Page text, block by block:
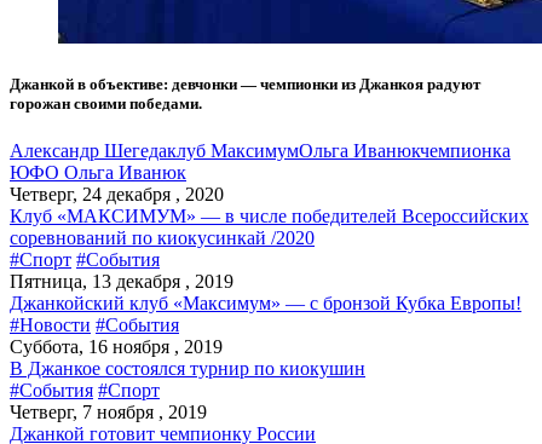
Джанкой в объективе: девчонки — чемпионки из Джанкоя радуют
горожан своими победами.
Александр Шегедаклуб МаксимумОльга Иванюкчемпионка
ЮФО Ольга Иванюк
Четверг, 24 декабря , 2020
Клуб «МАКСИМУМ» — в числе победителей Всероссийских
соревнований по киокусинкай /2020
#Спорт #События
Пятница, 13 декабря , 2019
Джанкойский клуб «Максимум» — с бронзой Кубка Европы!
#Новости #События
Суббота, 16 ноября , 2019
В Джанкое состоялся турнир по киокушин
#События #Спорт
Четверг, 7 ноября , 2019
Джанкой готовит чемпионку России